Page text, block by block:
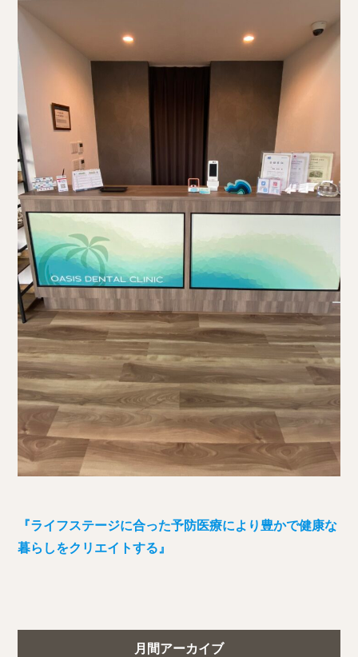
『ライフステージに合った予防医療により豊かで健康な
暮らしをクリエイトする』
月間アーカイブ